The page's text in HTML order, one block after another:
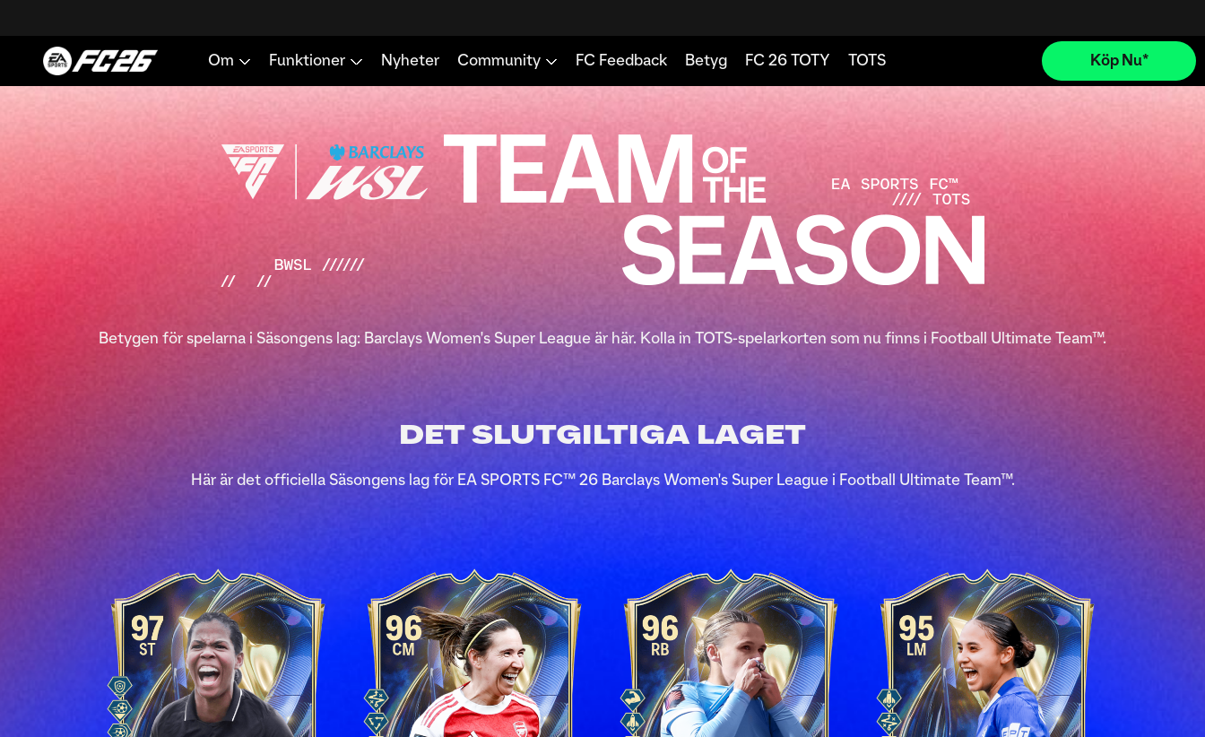
Betygen för spelarna i Säsongens lag: Barclays Women's Super League är här. Kolla in TOTS-spelarkorten som nu finns i Football Ultimate Team™.
DET SLUTGILTIGA LAGET
Här är det officiella Säsongens lag för EA SPORTS FC™ 26 Barclays Women's Super League i Football Ultimate Team™.